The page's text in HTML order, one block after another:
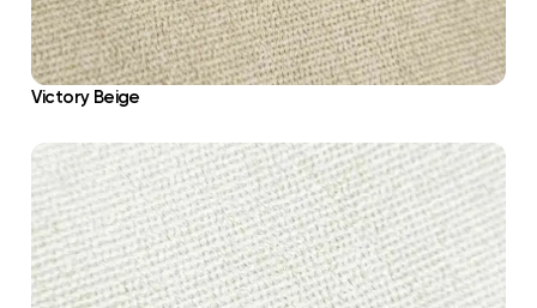
Victory Beige